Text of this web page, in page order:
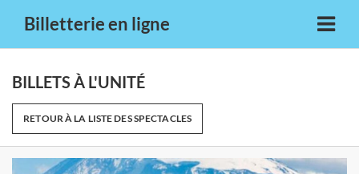
Billetterie en ligne
BILLETS À L'UNITÉ
RETOUR À LA LISTE DES SPECTACLES